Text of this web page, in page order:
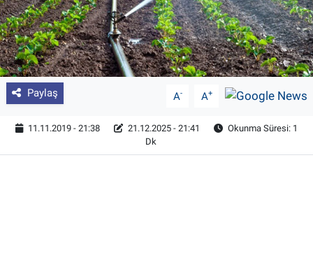
Paylaş A- A+
11.11.2019 - 21:38 21.12.2025 - 21:41
Okunma Süresi: 1
Dk
Dünyada Tarım
Üretici Birlikleri
Şeker ve Şekerli Mamüller
Tohum